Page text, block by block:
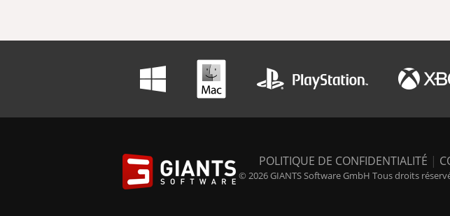
POLITIQUE DE CONFIDENTIALITÉ |
© 2026 GIANTS Software GmbH Tous droits